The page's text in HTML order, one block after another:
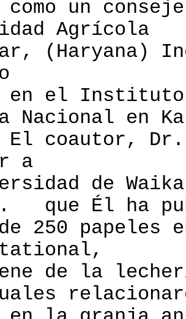
un
Agrícola
(Haryana)
en el
Nacional en
coautor, Dr.
a
de
que Él ha
de 250
de la